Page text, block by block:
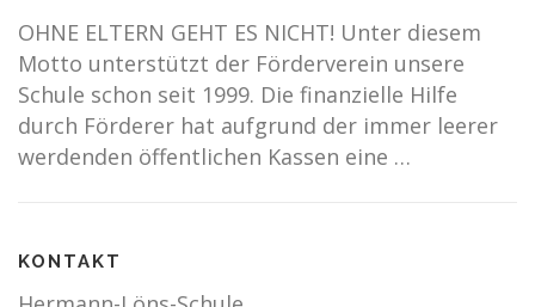
OHNE ELTERN GEHT ES NICHT! Unter diesem
Motto unterstützt der Förderverein unsere
Schule schon seit 1999. Die finanzielle Hilfe
durch Förderer hat aufgrund der immer leerer
werdenden öffentlichen Kassen eine …
KONTAKT